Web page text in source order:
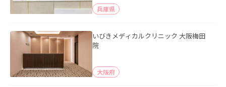
兵庫県
いびきメディカルクリニック 大阪梅田
院
大阪府